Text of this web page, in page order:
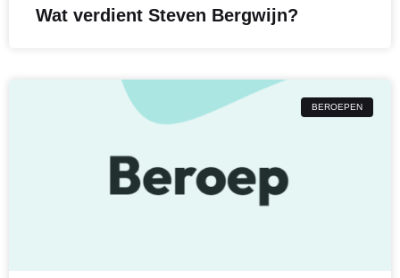
Wat verdient Steven Bergwijn?
BEROEPEN